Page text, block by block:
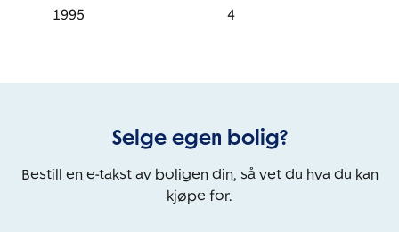
1995
4
Selge egen bolig?
Bestill en e-takst av boligen din, så vet du hva du kan
kjøpe for.